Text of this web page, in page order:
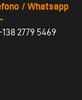
/ Whatsapp
2779 5469